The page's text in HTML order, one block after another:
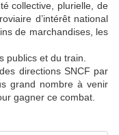
collective, plurielle, de
d’intérêt national
de marchandises, les
publics et du train.
directions SNCF par
grand nombre à venir
gagner ce combat.